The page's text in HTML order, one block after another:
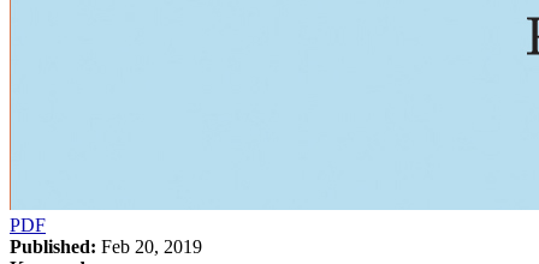
PDF
Published: Feb 20, 2019